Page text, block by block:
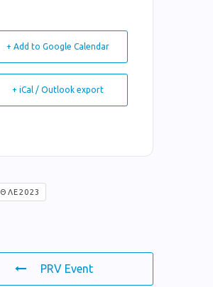
+ Add to Google Calendar
+ iCal / Outlook export
ΘΛΕ2023
PRV Event